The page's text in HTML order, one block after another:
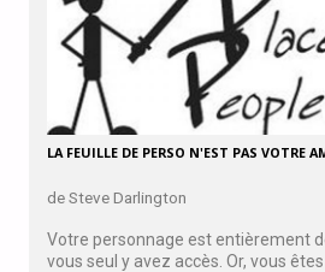
LA FEUILLE DE PERSO N'EST PAS VOTRE
de Steve Darlington
Votre personnage est entièrement
vous seul y avez accès. Or, vous